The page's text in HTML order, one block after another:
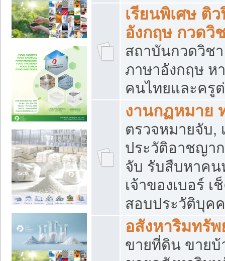
เรียนพิเศษ ติ
อังกฤษ กวดวิ
สถาบันกวดวิช
ภาษาอังกฤษ ห
คนไทยและครู
งานกฏหมาย
ตรวจหมายจับ,
ประวัติอาชญา
จับ รับสืบหาคน
เจ้าของเบอร์
สอบประวัติบุค
อสังหาริมทรัพ
ขายที่ดิน ขายบ้